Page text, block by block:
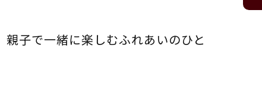
子で一緒に楽しむふれあいのひと